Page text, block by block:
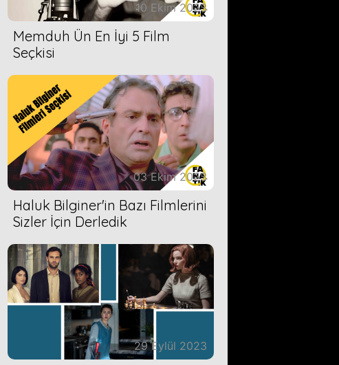
10 Ekim 2023
Memduh Ün En İyi 5 Film
Seçkisi
03 Ekim 2023
Haluk Bilginer'in Bazı Filmlerini
Sizler İçin Derledik
29 Eylül 2023